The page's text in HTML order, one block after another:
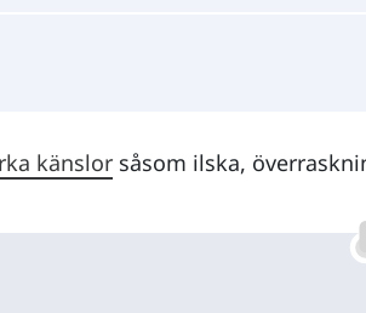
känslor såsom ilska,